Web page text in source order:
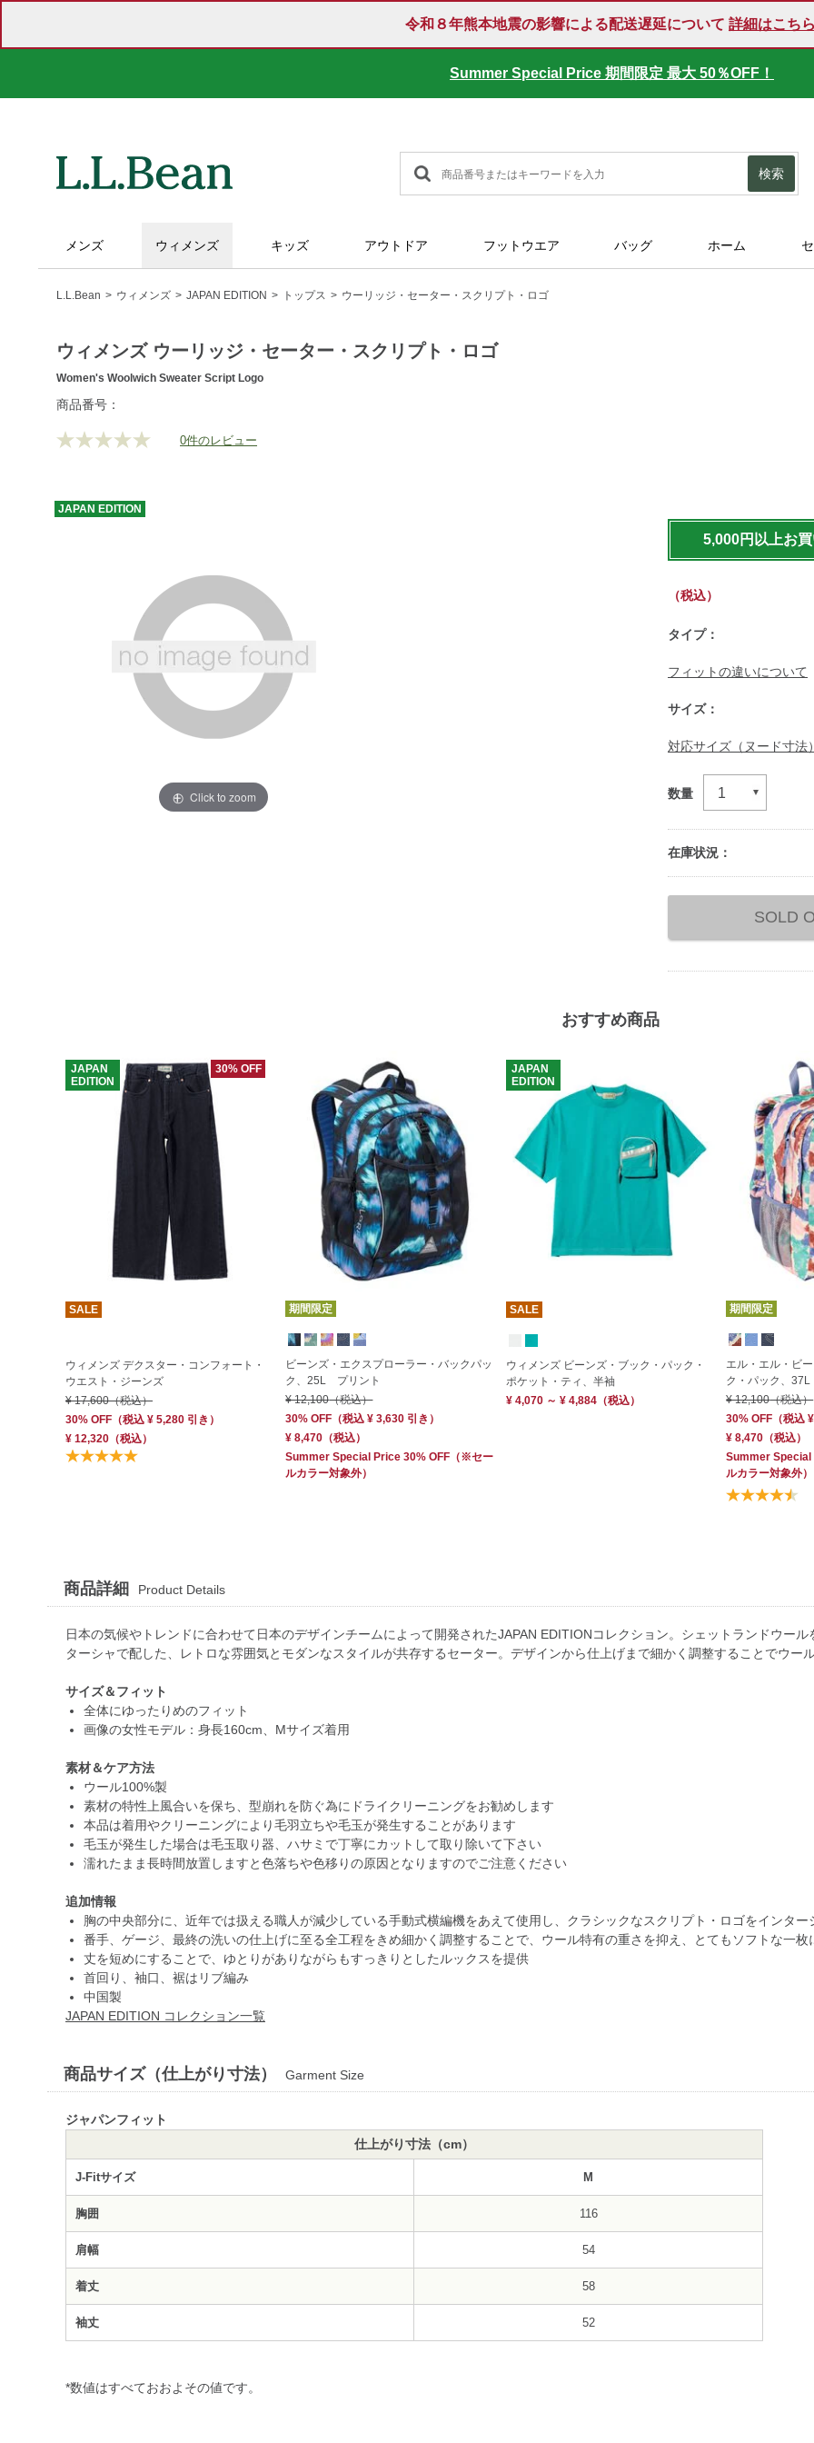
令和８年熊本地震の影響による配送遅延について 詳細はこち
Summer Special Price 期間限定 最大 50％OFF！
検索
メンズ ウィメンズ キッズ アウトドア フットウエア バッグ ホーム
L.L.Bean ウィメンズ JAPAN EDITION トップス ウーリッジ・セーター・スクリプト・ロゴ
ウィメンズ ウーリッジ・セーター・スクリプト・ロゴ
Women's Woolwich Sweater Script Logo
https://www.llbean.co.jp/womens/tops/sweater/g/BRJ065170.html
商品番号：
評
ジ
リ
0件のレビュー
Click to zoom
JAPAN EDITION
5,000円以上お
（税込）
タイプ：
フィットの違いについて
サイズ：
対応サイズ（ヌード寸法
数量
在庫状況：
options
SOLD
おすすめ商品
JAPAN
EDITION
30% OFF
SALE
ウィメンズ デクスター・コンフォート・
ウエスト・ジーンズ
¥ 17,600（税込）
30% OFF （税込 ¥ 5,280 引き）
¥ 12,320 （税込）
期間限定
ビーンズ・エクスプローラー・バックパッ
ク、25L プリント
¥ 12,100（税込）
30% OFF （税込¥ 3,630 引き）
¥ 8,470 （税込）
Summer Special Price 30% OFF （※セー
ルカラー対象外）
JAPAN
EDITION
SALE
ウィメンズ ビーンズ・ブック・パック・
ポケット・ティ、半袖
¥ 4,070 ～ ¥ 4,884（税込）
期間限定
エル・エル・ビ
ク・パック、
¥ 12,100（税込）
30% OFF （税込
¥ 8,470 （税込）
Summer Special
ルカラー対象外）
商品詳細 Product Details
日本の気候やトレンドに合わせて日本のデザインチームによって開発されたJAPAN EDITIONコレクション。シェットランドウー
ターシャで配した、レトロな雰囲気とモダンなスタイルが共存するセーター。デザインから仕上げまで細かく調整することでウ
サイズ＆フィット
全体にゆったりめのフィット
画像の女性モデル：身長160cm、Mサイズ着用
素材＆ケア方法
ウール100%製
素材の特性上風合いを保ち、型崩れを防ぐ為にドライクリーニングをお勧めします
本品は着用やクリーニングにより毛羽立ちや毛玉が発生することがあります
毛玉が発生した場合は毛玉取り器、ハサミで丁寧にカットして取り除いて下さい
濡れたまま長時間放置しますと色落ちや色移りの原因となりますのでご注意ください
追加情報
胸の中央部分に、近年では扱える職人が減少している手動式横編機をあえて使用し、クラシックなスクリプト・ロゴをインター
番手、ゲージ、最終の洗いの仕上げに至る全工程をきめ細かく調整することで、ウール特有の重さを抑え、とてもソフトな一枚
丈を短めにすることで、ゆとりがありながらもすっきりとしたルックスを提供
首回り、袖口、裾はリブ編み
中国製
JAPAN EDITION コレクション一覧
商品サイズ（仕上がり寸法） Garment Size
ジャパンフィット
仕上がり寸法（cm）
J-Fitサイズ M
胸囲 116
肩幅 54
着丈 58
袖丈 52
*数値はすべておおよその値です。